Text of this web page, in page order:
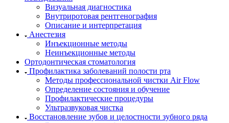
Визуальная диагностика
Внутриротовая рентгенография
Описание и интерпретация
Анестезия
Инъекционные методы
Неинъекционные методы
Ортодонтическая стоматология
Профилактика заболеваний полости рта
Методы профессиональной чистки Air Flow
Определение состояния и обучение
Профилактические процедуры
Ультразвуковая чистка
Восстановление зубов и целостности зубного ряда